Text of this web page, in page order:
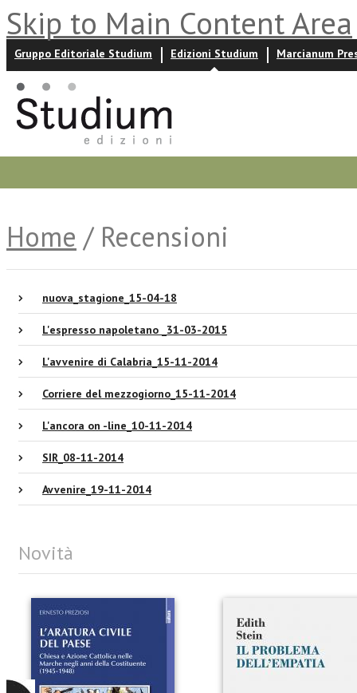
Skip to Main Content Area
Gruppo Editoriale Studium Edizioni Studium Marcianum
Home / Recensioni
nuova_stagione_15-04-18
L'espresso napoletano _31-03-2015
L'avvenire di Calabria_15-11-2014
Corriere del mezzogiorno_15-11-2014
L'ancora on -line_10-11-2014
SIR_08-11-2014
Avvenire_19-11-2014
Novità